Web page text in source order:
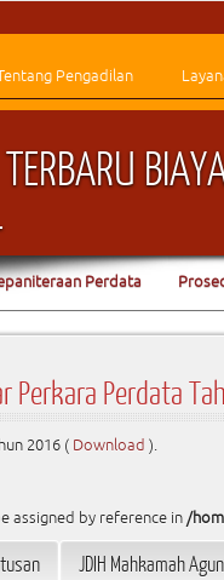
Pengadilan
Perdata
Perkara Perdata
2016 ( Download ).
assigned by reference in /
JDIH Mahkamah